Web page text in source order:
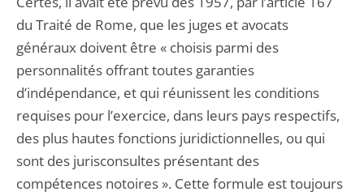
du Traité de Rome, que les juges et avocats
généraux doivent être « choisis parmi des
personnalités offrant toutes garanties
d’indépendance, et qui réunissent les conditions
requises pour l’exercice, dans leurs pays respectifs,
des plus hautes fonctions juridictionnelles, ou qui
sont des jurisconsultes présentant des
compétences notoires ». Cette formule est toujours